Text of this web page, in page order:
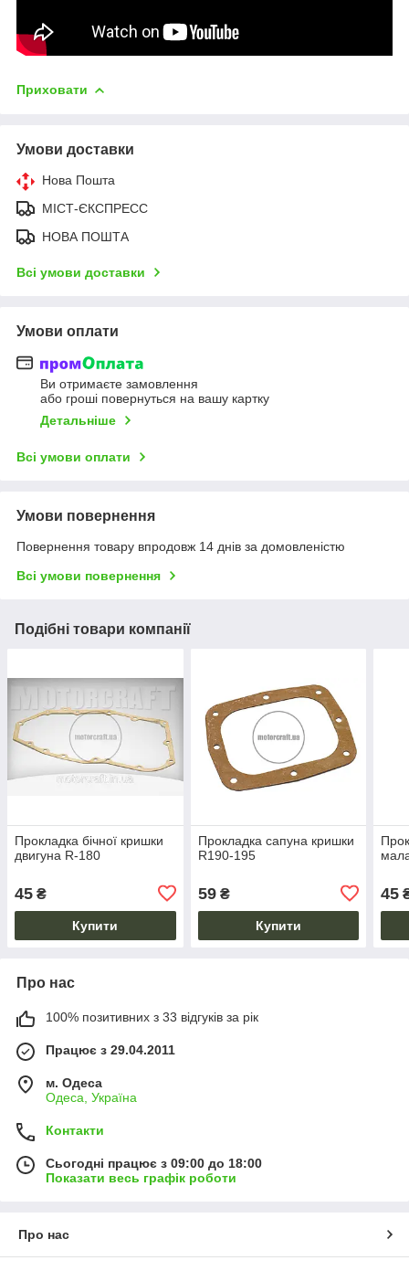
Приховати
Умови доставки
Нова Пошта
МІСТ-ЄКСПРЕСС
НОВА ПОШТА
Всі умови доставки
Умови оплати
Ви отримаєте замовлення
або гроші повернуться на вашу картку
Детальніше
Всі умови оплати
Умови повернення
Повернення товару впродовж 14 днів за домовленістю
Всі умови повернення
Подібні товари компанії
Прокладка бічної кришки
двигуна R-180
45 ₴
Купити
Прокладка сапуна кришки
R190-195
59₴
Купити
45
Про нас
100% позитивних з 33 відгуків за рік
Працює з 29.04.2011
м. Одеса
Одеса, Україна
Контакти
Сьогодні працює з 09:00 до 18:00
Показати весь графік роботи
Про нас